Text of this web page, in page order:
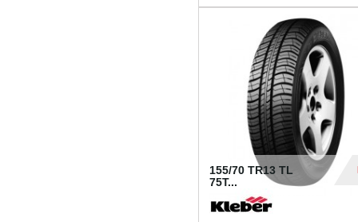
155/70 TR13 TL
75T...